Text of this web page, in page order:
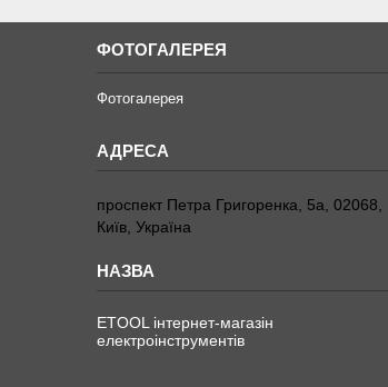
ФОТОГАЛЕРЕЯ
Фотогалерея
проспект Петра Григоренка, 5а, 02068,
Київ, Україна
ETOOL інтернет-магазін
електроінструментів